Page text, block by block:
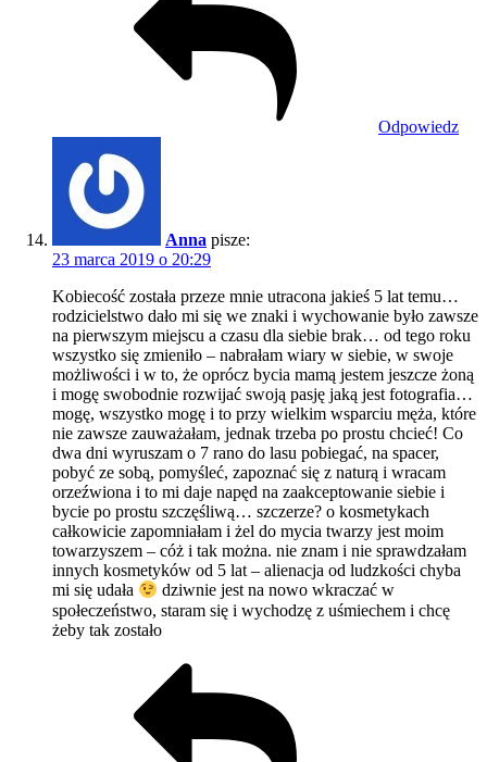
Odpowiedz
Anna pisze:
23 marca 2019 o 20:29
Kobiecość została przeze mnie utracona jakieś 5 lat temu…
rodzicielstwo dało mi się we znaki i wychowanie było zawsze
na pierwszym miejscu a czasu dla siebie brak… od tego roku
wszystko się zmieniło – nabrałam wiary w siebie, w swoje
możliwości i w to, że oprócz bycia mamą jestem jeszcze żoną
i mogę swobodnie rozwijać swoją pasję jaką jest fotografia…
mogę, wszystko mogę i to przy wielkim wsparciu męża, które
nie zawsze zauważałam, jednak trzeba po prostu chcieć! Co
dwa dni wyruszam o 7 rano do lasu pobiegać, na spacer,
pobyć ze sobą, pomyśleć, zapoznać się z naturą i wracam
orzeźwiona i to mi daje napęd na zaakceptowanie siebie i
bycie po prostu szczęśliwą… szczerze? o kosmetykach
całkowicie zapomniałam i żel do mycia twarzy jest moim
towarzyszem – cóż i tak można. nie znam i nie sprawdzałam
innych kosmetyków od 5 lat – alienacja od ludzkości chyba
mi się udała
dziwnie jest na nowo wkraczać w
społeczeństwo, staram się i wychodzę z uśmiechem i chcę
żeby tak zostało